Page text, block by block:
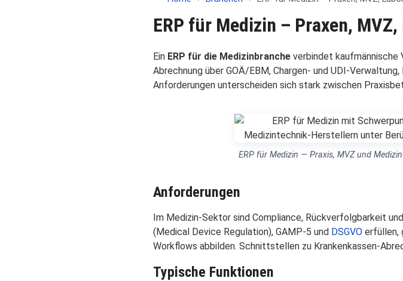
ERP für Medizin – Praxen,
Ein ERP für die Medizinbranche verbindet kaufmännische
Abrechnung über GOÄ/EBM, Chargen- und UDI-
Anforderungen unterscheiden sich stark zwischen
ERP für Medizin — Praxis, MVZ und
Anforderungen
Im Medizin-Sektor sind Compliance, Rückverfolgbarkeit
(Medical Device Regulation), GAMP-5 und DSGVO erfüllen,
Workflows abbilden. Schnittstellen zu Krankenkassen-
Typische Funktionen